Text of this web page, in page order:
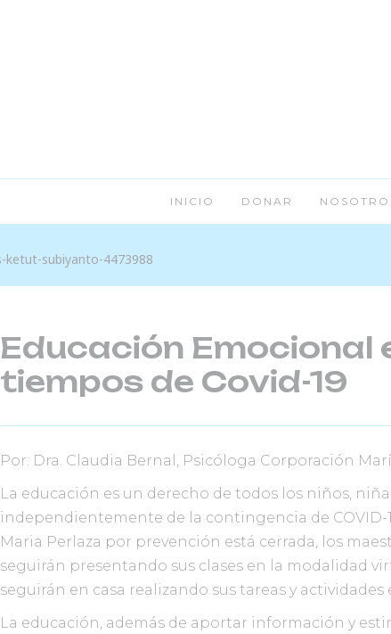
INICIO DONAR
Educación Emocional
tiempos de Covid-19
Por: Dra. Claudia Bernal, Psicóloga Corporación
La educación es un derecho de todos los niños,
independientemente de la contingencia de COVID-
Maria Perlaza por prevención está cerrada, los
seguirán presentando sus clases en la modalidad
seguirán en casa realizando sus tareas y actividades
La educación, además de aportar información y